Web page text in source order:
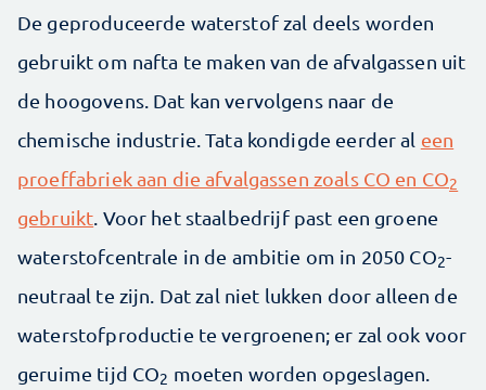
De geproduceerde waterstof zal deels worden
gebruikt om nafta te maken van de afvalgassen uit
de hoogovens. Dat kan vervolgens naar de
chemische industrie. Tata kondigde eerder al een
proeffabriek aan die afvalgassen zoals CO en CO2
gebruikt . Voor het staalbedrijf past een groene
waterstofcentrale in de ambitie om in 2050 CO2-
neutraal te zijn. Dat zal niet lukken door alleen de
waterstofproductie te vergroenen; er zal ook voor
geruime tijd CO2 moeten worden opgeslagen.